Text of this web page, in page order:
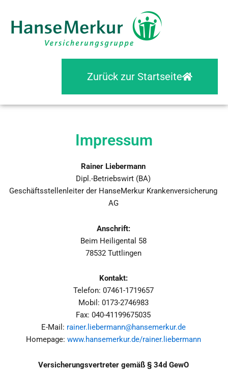
Zurück zur Startseite
Impressum
Rainer Liebermann
Dipl.-Betriebswirt (BA)
Geschäftsstellenleiter der HanseMerkur Krankenversicherung
AG
Anschrift:
Beim Heiligental 58
78532 Tuttlingen
Kontakt:
Telefon: 07461-1719657
Mobil: 0173-2746983
Fax: 040-41199675035
E-Mail: rainer.liebermann@hansemerkur.de
Homepage: www.hansemerkur.de/rainer.liebermann
Versicherungsvertreter gemäß § 34d GewO